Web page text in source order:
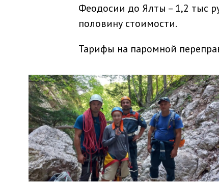
Феодосии до Ялты – 1,2 тыс
половину стоимости.
Тарифы на паромной